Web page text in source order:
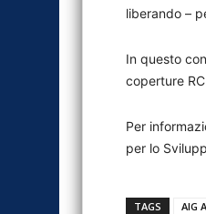
liberando –
In questo
coperture
Per
per lo
TAGS AIG